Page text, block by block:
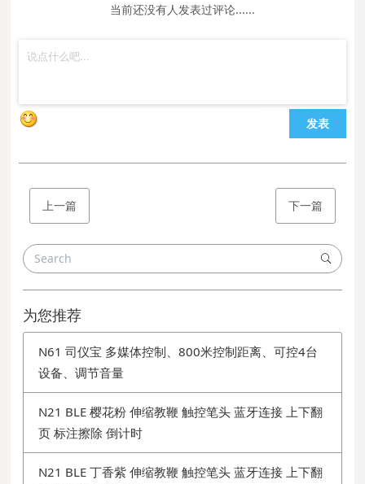
当前还没有人发表过评论......
发表
上一篇 下一篇
为您推荐
N61 司仪宝 多媒体控制、800米控制距离、可控4台
设备、调节音量
N21 BLE 樱花粉 伸缩教鞭 触控笔头 蓝牙连接 上下翻
页 标注擦除 倒计时
N21 BLE 丁香紫 伸缩教鞭 触控笔头 蓝牙连接 上下翻